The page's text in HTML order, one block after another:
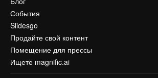
События
Slidesgo
Продайте свой контент
Помещение для прессы
Ищете magnific.ai